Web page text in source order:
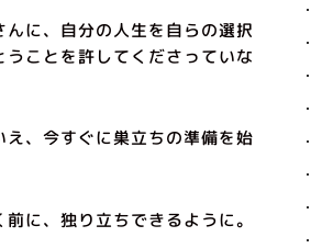
んに、自分の人生を自らの選択
うことを許してくださっていな
え、今すぐに巣立ちの準備を始
に、独り立ちできるように。